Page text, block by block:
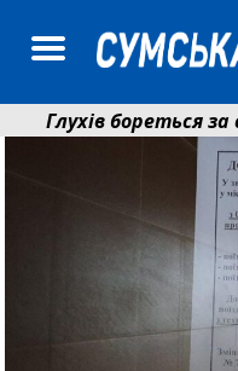
Глухів бореться за
Пенсійний фонд